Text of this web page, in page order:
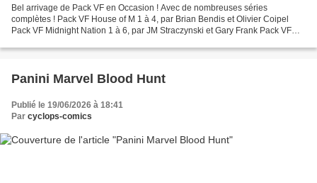
Bel arrivage de Pack VF en Occasion ! Avec de nombreuses séries
complètes ! Pack VF House of M 1 à 4, par Brian Bendis et Olivier Coipel
Pack VF Midnight Nation 1 à 6, par JM Straczynski et Gary Frank Pack VF
Panini Marvel Blood Hunt
Publié le 19/06/2026 à 18:41
Par cyclops-comics